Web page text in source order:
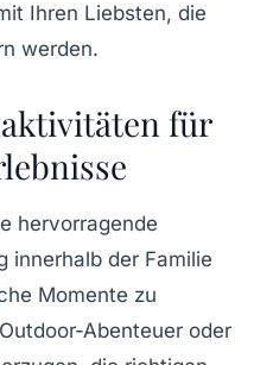
Ihren Liebsten, die
werden.
für
hervorragende
innerhalb der Familie
Momente zu
Outdoor-Abenteuer oder